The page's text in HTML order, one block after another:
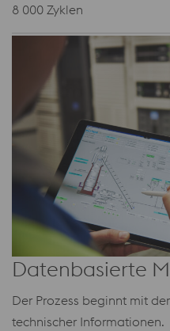
8 000 Zyklen
Datenbasierte
Der Prozess beginnt mit
technischer Informationen.